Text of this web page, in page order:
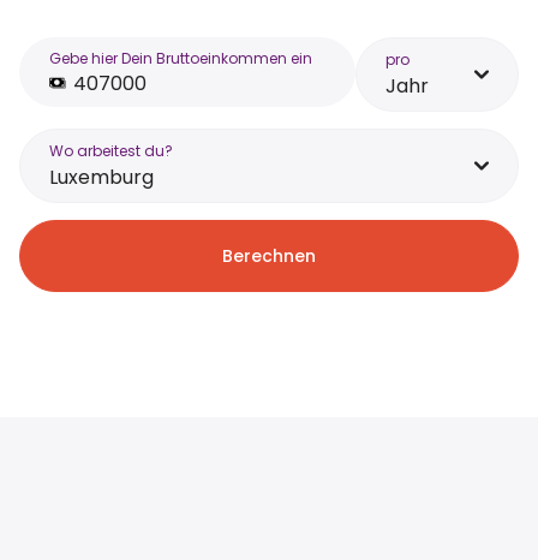
Gebe hier Dein Bruttoeinkommen ein pro
Jahr
Wo arbeitest du?
Luxemburg
Berechnen